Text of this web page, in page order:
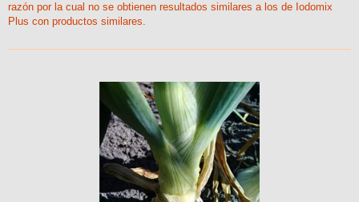
razón por la cual no se obtienen resultados similares a los de Iodomix
Plus con productos similares.